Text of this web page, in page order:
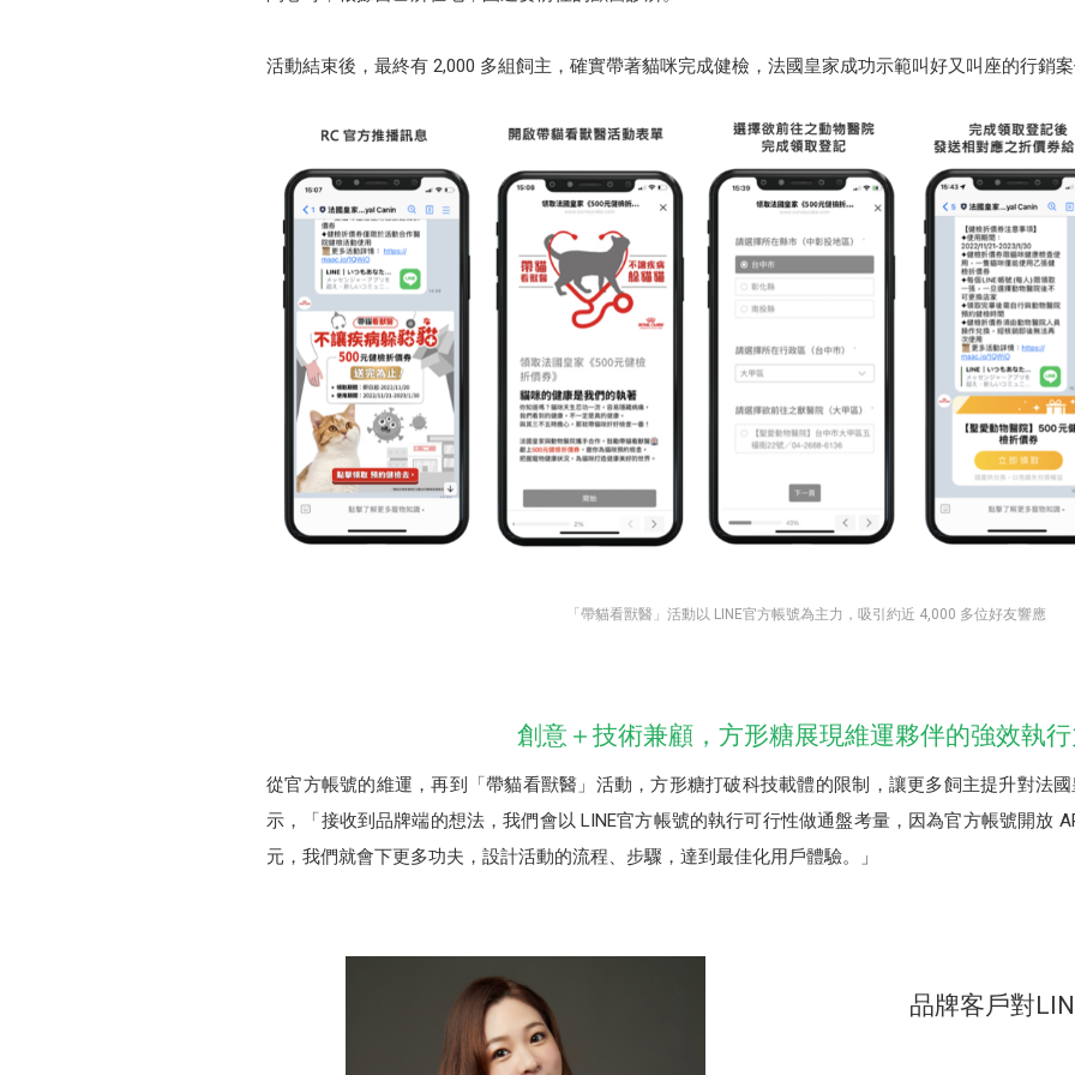
活動結束後，最終有 2,000 多組飼主，確實帶著貓咪完成健檢，法國皇家成功示範叫好又叫座的行銷
「帶貓看獸醫」活動以 LINE官方帳號為主力，吸引約近 4,000 多位好友響應
創意＋技術兼顧，方形糖展現維運夥伴的強效執
從官方帳號的維運，再到「帶貓看獸醫」活動，方形糖打破科技載體的限制，讓更多飼主提升對法
示，「接收到品牌端的想法，我們會以 LINE官方帳號的執行可行性做通盤考量，因為官方帳號開放
元，我們就會下更多功夫，設計活動的流程、步驟，達到最佳化用戶體驗。」
品牌客戶對